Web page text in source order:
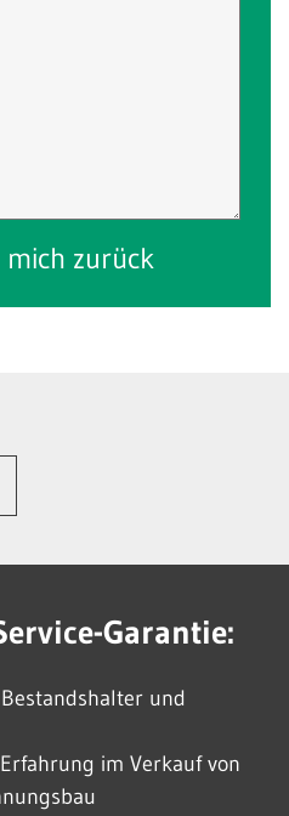
zurück
Garantie:
und
im Verkauf von